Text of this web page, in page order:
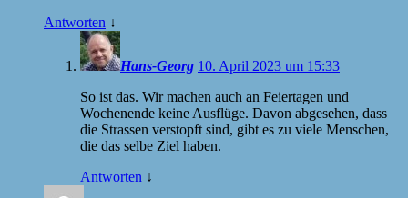
Antworten ↓
Hans-Georg 10. April 2023 um 15:33
So ist das. Wir machen auch an Feiertagen und
Wochenende keine Ausflüge. Davon abgesehen, dass
die Strassen verstopft sind, gibt es zu viele Menschen,
die das selbe Ziel haben.
Antworten ↓